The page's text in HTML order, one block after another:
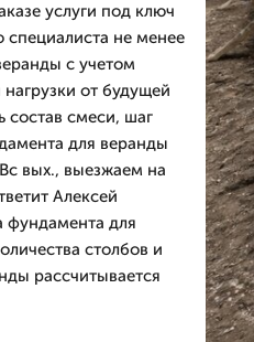
услуги под ключ
не менее
с учетом
от будущей
состав смеси, шаг
для веранды
вых., выезжаем на
Алексей
фундамента для
столбов и
рассчитывается